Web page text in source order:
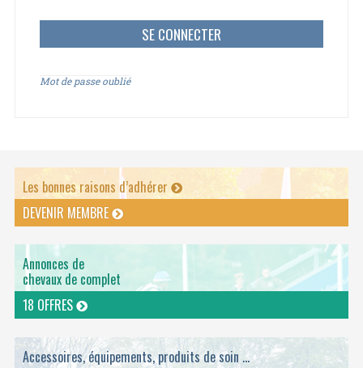
Mot de passe oublié
Les bonnes raisons d’adhérer
DEVENIR MEMBRE
Annonces de
chevaux de complet
18 OFFRES
Accessoires, équipements, produits de soin ...